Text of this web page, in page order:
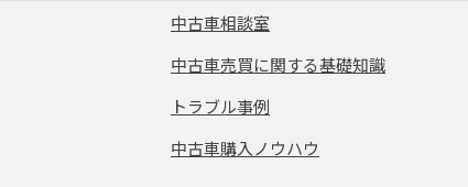
中古車相談室
中古車売買に関する基礎知識
トラブル事例
中古車購入ノウハウ